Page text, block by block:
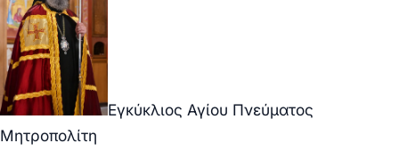
Εγκύκλιος Αγίου Πνεύματος
Μητροπολίτη